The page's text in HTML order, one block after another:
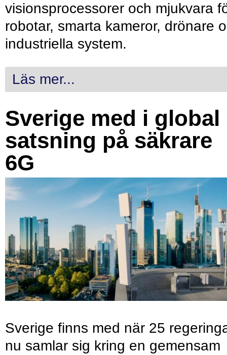
visionsprocessorer och mjukvara
robotar, smarta kameror, drönare
industriella system.
Läs mer...
Sverige med i global
satsning på säkrare
6G
Sverige finns med när 25
nu samlar sig kring en gemensam